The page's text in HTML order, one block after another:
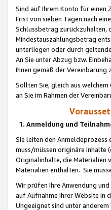
Sind auf Ihrem Konto für einen
Frist von sieben Tagen nach
Schlussbetrag zurückzuhalten,
Mindestauszahlungsbetrag
unterliegen oder durch
An Sie unter Abzug bzw.
Ihnen gemäß der Vereinbarung
Sollten Sie, gleich aus
an Sie im Rahmen der
1. Anmeldung und
Sie leiten den Anmeldeprozess
muss/müssen originäre Inhalte
Originalinhalte, die Materialien
Materialien enthalten. Sie
Wir prüfen Ihre Anwendung
auf Aufnahme Ihrer Website in
Ungeeignet sind unter anderem